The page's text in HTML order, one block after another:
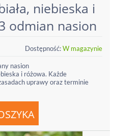
niebieska i
odmian nasion
Dostępność:W magazynie
nasion
i różowa. Każde
uprawy oraz terminie